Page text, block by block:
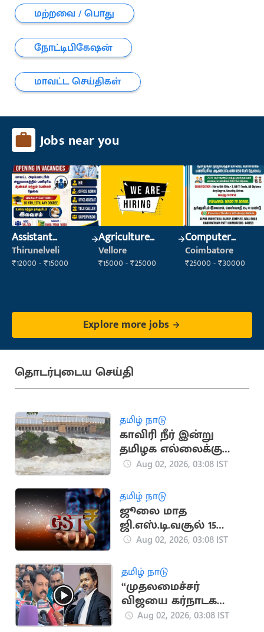
மற்றவை / பொது
நோட்டிபிகேஷன்
மாவட்ட செய்திகள்
Jobs near you
Assistant
Manager
Thirunelveli
₹12000 - ₹15000
Agriculture
Labour
Vellore
₹15000 - ₹25000
Computer
Operator
Coimbatore
₹25000 - ₹30000
Explore more jobs
தொடர்புடைய செய்தி
தமிழ் நாடு
காவிரி நீர் இன்று
தமிழக எல்லைக்கு
வருகை.. விவசாயிகள்
Aug 02, 2026, 03:08 IST
தமிழ் நாடு
ஜூலை மாத
ஜி.எஸ்.டி.வசூல் 15
சதவீதம் அதிகரிப்பு
Aug 02, 2026, 03:08 IST
தமிழ் நாடு
“முதலமைச்சர்
விஜயை கர்நாடக
முதல்வர்
Aug 02, 2026, 03:08 IST